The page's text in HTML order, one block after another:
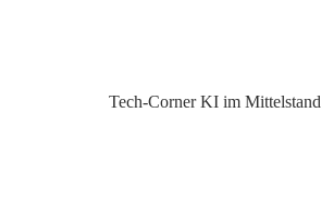
Tech-Corner KI im Mittelstand